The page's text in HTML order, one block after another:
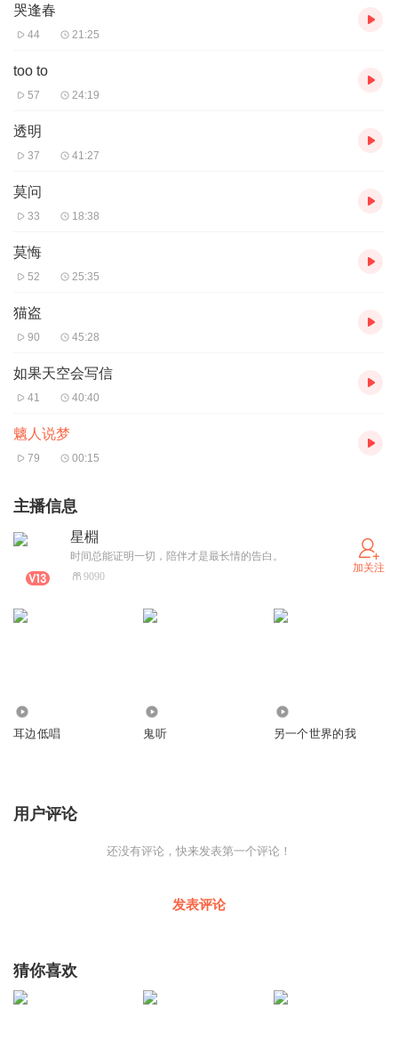
哭逢春
44 21:25
too to
57 24:19
透明
37 41:27
莫问
33 18:38
莫悔
52 25:35
猫盗
90 45:28
如果天空会写信
41 40:40
魑人说梦
79 00:15
主播信息
星棩
时间总能证明一切，陪伴才是最长情的告白。
9090
加关注
耳边低唱 鬼听 另一个世界的我
用户评论
还没有评论，快来发表第一个评论！
发表评论
猜你喜欢